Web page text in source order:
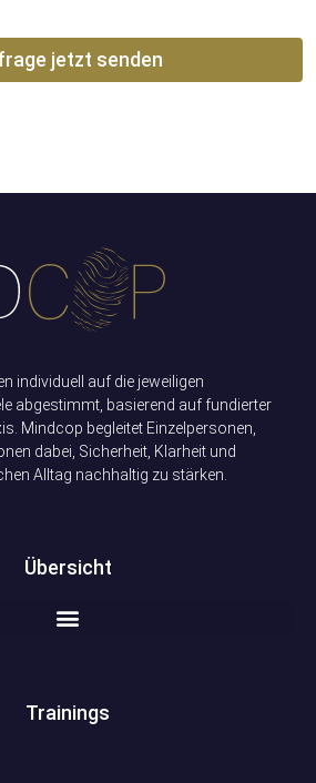
jetzt senden
individuell auf die jeweiligen
abgestimmt, basierend auf fundierter
Mindcop begleitet Einzelpersonen,
dabei, Sicherheit, Klarheit und
Alltag nachhaltig zu stärken.
Übersicht
Trainings